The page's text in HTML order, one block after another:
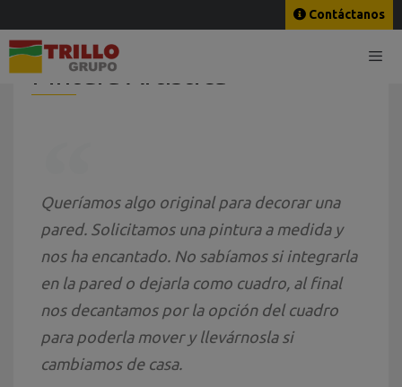
Contáctanos
Pintura Artística
Queríamos algo original para decorar una
pared. Solicitamos una pintura a medida y
nos ha encantado. No sabíamos si integrarla
en la pared o dejarla como cuadro, al final
nos decantamos por la opción del cuadro
para poderla mover y llevárnosla si
cambiamos de casa.